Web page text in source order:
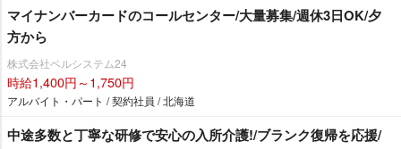
マイナンバーカードのコールセンター/大量募集/週休3日OK/夕
方から
株式会社ベルシステム24
時給1,400円～1,750円
アルバイト・パート / 契約社員 / 北海道
中途多数と丁寧な研修で安心の入所介護!/ブランク復帰を応援/